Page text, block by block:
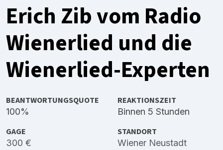
Erich Zib vom Radio
Wienerlied und die
Wienerlied-Experten
BEANTWORTUNGSQUOTE
100%
REAKTIONSZEIT
Binnen 5 Stunden
GAGE
300 €
STANDORT
Wiener Neustadt